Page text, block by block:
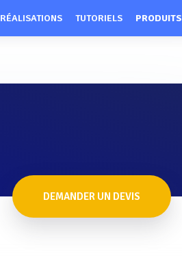
RÉALISATIONS TUTORIELS PRODUITS
DEMANDER UN DEVIS